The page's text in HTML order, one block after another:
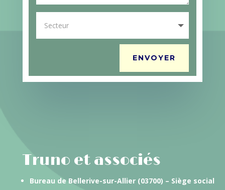
ENVOYER
Truno et associés
Bureau de Bellerive-sur-Allier (03700) – Siège social